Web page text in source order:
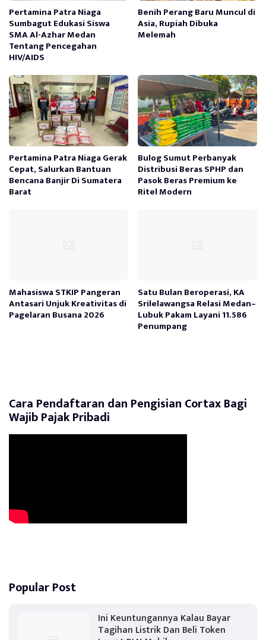
Pertamina Patra Niaga
Sumbagut Edukasi Siswa
SMA Al-Azhar Medan
Tentang Pencegahan
HIV/AIDS
Benih Perang Baru Muncul di
Asia, Rupiah Dibuka
Melemah
Pertamina Patra Niaga Gerak
Cepat, Salurkan Bantuan
Bencana Banjir Di Sumatera
Barat
Bulog Sumut Perbanyak
Distribusi Beras SPHP dan
Pasok Beras Premium ke
Ritel Modern
Mahasiswa STKIP Pangeran
Antasari Unjuk Kreativitas di
Pagelaran Busana 2026
Satu Bulan Beroperasi, KA
Srilelawangsa Relasi Medan–
Lubuk Pakam Layani 11.586
Penumpang
Cara Pendaftaran dan Pengisian Cortax Bagi
Wajib Pajak Pribadi
Popular Post
Ini Keuntungannya Kalau Bayar
Tagihan Listrik Dan Beli Token